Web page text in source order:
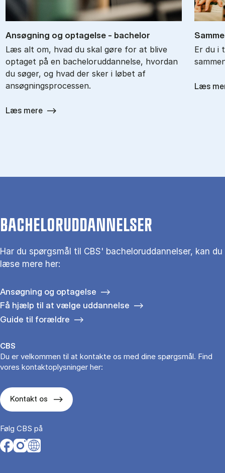
An­søg­ning og op­ta­gel­se - ba­chel­or
Læs alt om, hvad du skal gøre for at blive
optaget på en bacheloruddannelse, hvordan
du søger, og hvad der sker i løbet af
ansøgningsprocessen.
Læs mere
Er du i
Læs
BACHELORUDDANNELSER
Har du spørgsmål til CBS' bacheloruddannelser, kan du
læse mere her:
Ansøgning og optagelse
Få hjælp til at vælge uddannelse
Guide til forældre
CBS
Du er velkommen til at kontakte os med dine spørgsmål. Find
vores kontaktoplysninger her:
Kontakt os
Følg CBS på
Opens in a new tab
Opens in a new tab
Opens in a new tab